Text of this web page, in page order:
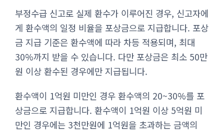
부정수급 신고로 실제 환수가 이루어진 경우, 신고자에
게 환수액의 일정 비율을 포상금으로 지급합니다. 포상
금 지급 기준은 환수액에 따라 차등 적용되며, 최대
30%까지 받을 수 있습니다. 다만 포상금은 최소 50만
원 이상 환수된 경우에만 지급됩니다.
환수액이 1억원 미만인 경우 환수액의 20~30%를 포
상금으로 지급합니다. 환수액이 1억원 이상 5억원 미
만인 경우에는 3천만원에 1억원을 초과하는 금액의